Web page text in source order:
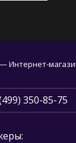
Интернет-
350-85-75